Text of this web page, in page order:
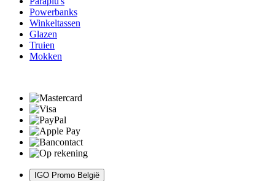
Powerbanks
Winkeltassen
Glazen
Truien
Mokken
IGO Promo België